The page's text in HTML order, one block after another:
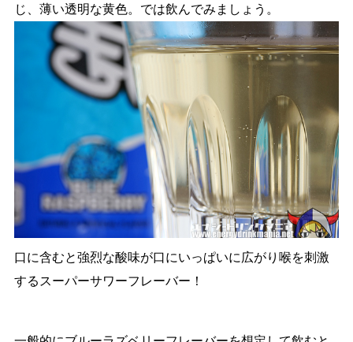
じ、薄い透明な黄色。では飲んでみましょう。
口に含むと強烈な酸味が口にいっぱいに広がり喉を刺激
するスーパーサワーフレーバー！